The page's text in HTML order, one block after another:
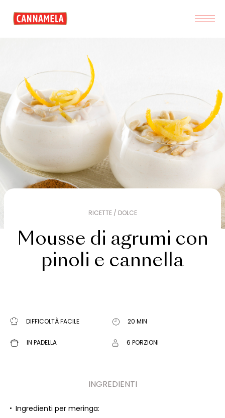
RICETTE / DOLCE
Mousse di agrumi con
pinoli e cannella
DIFFICOLTÀ FACILE 20 MIN
IN PADELLA 6 PORZIONI
INGREDIENTI
Ingredienti per meringa: